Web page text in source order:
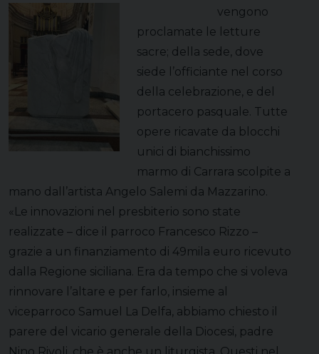
vengono
proclamate le letture
sacre; della sede, dove
siede l’officiante nel corso
della celebrazione, e del
portacero pasquale. Tutte
opere ricavate da blocchi
unici di bianchissimo
marmo di Carrara scolpite a
mano dall’artista Angelo Salemi da Mazzarino.
«Le innovazioni nel presbiterio sono state
realizzate – dice il parroco Francesco Rizzo –
grazie a un finanziamento di 49mila euro ricevuto
dalla Regione siciliana. Era da tempo che si voleva
rinnovare l’altare e per farlo, insieme al
viceparroco Samuel La Delfa, abbiamo chiesto il
parere del vicario generale della Diocesi, padre